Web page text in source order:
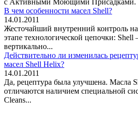
В чем особенности масел Shell?
14.01.2011
Жесточайший внутренний контроль
этапе технологической цепочки: Shell
вертикально...
Действительно ли изменилась
масел Shell Helix?
14.01.2011
Да, рецептура была улучшена. Масла
отличаются наличием специальной
Cleans...